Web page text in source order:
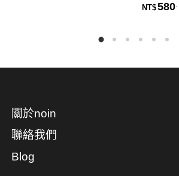
NT$580
關於noin
聯絡我們
Blog